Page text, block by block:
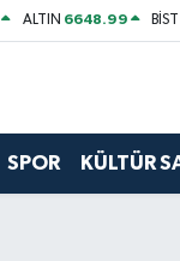
ALTIN 6648.99
SPOR KÜLTÜR